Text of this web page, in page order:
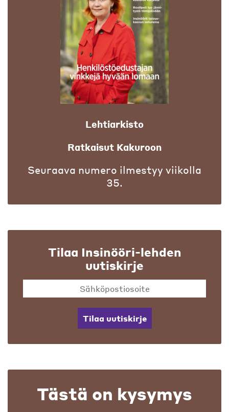
Lehtiarkisto
Ratkaisut Kakuroon
Seuraava numero ilmestyy viikolla
35.
Tilaa Insinööri-lehden
uutiskirje
Tilaa uutiskirje
Tästä on kysymys